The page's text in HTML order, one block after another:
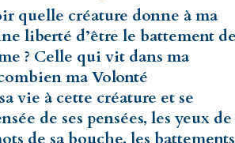
quelle créature donne à ma
liberté d’être le battement
? Celle qui vit dans ma
ma Volonté
vie à cette créature et se
de ses pensées, les yeux de
de sa bouche, les battements